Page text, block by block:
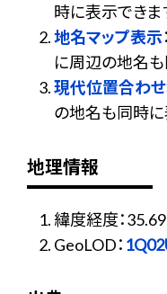
時に表示できま
地名マップ表示
に周辺の地名も
現代位置合わ
の地名も同時に
地理情報
緯度経度：
GeoLOD：